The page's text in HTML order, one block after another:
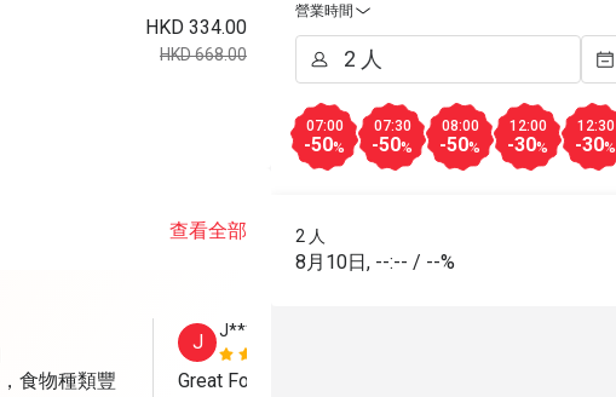
HKD 334.00
HKD 668.00
查看全部
食物種類豐
J
J****
Great Food, Great ambiance and very
營業時間
07:00
-50%
07:30
-50%
08:00
-50%
12:00
-30%
12:30
-30%
2 人
8月10日, --:-- / --%